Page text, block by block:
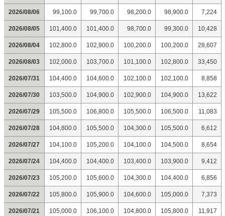
2026/08/06 99,100.0 99,700.0 98,200.0 98,900.0 7,224
2026/08/05 101,400.0 101,400.0 98,700.0 99,300.0 10,428
2026/08/04 102,800.0 102,900.0 100,200.0 100,200.0 28,607
2026/08/03 102,000.0 103,700.0 101,100.0 102,800.0 33,450
2026/07/31 104,400.0 104,600.0 102,100.0 102,100.0 8,858
2026/07/30 103,500.0 104,900.0 102,900.0 104,900.0 13,622
2026/07/29 105,500.0 106,800.0 105,500.0 106,500.0 11,083
2026/07/28 104,800.0 105,500.0 104,300.0 105,500.0 6,612
2026/07/27 104,100.0 105,200.0 104,100.0 104,500.0 8,654
2026/07/24 104,400.0 104,400.0 103,400.0 103,900.0 9,412
2026/07/23 105,200.0 105,600.0 104,300.0 104,400.0 6,856
2026/07/22 105,800.0 105,900.0 104,600.0 105,000.0 7,373
2026/07/21 105,000.0 106,100.0 104,800.0 105,800.0 11,917